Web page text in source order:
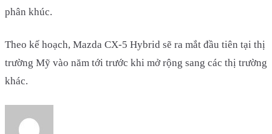
phân khúc.
Theo kế hoạch, Mazda CX-5 Hybrid sẽ ra mắt đầu tiên tại thị
trường Mỹ vào năm tới trước khi mở rộng sang các thị trường
khác.